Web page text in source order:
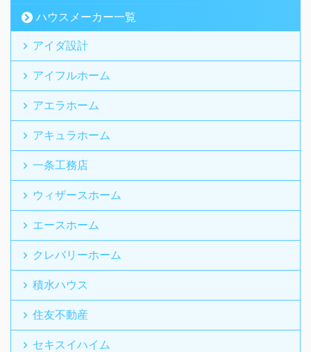
ハウスメーカー一覧
アイダ設計
アイフルホーム
アエラホーム
アキュラホーム
一条工務店
ウィザースホーム
エースホーム
クレバリーホーム
積水ハウス
住友不動産
セキスイハイム